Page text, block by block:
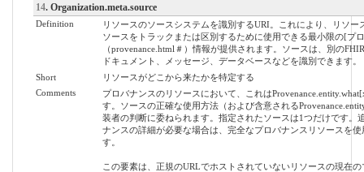
14. Organization.meta.source
Definition
リソースのソースシステムを識別するURI。これにより、リソー
ソースをトラックまたは区別するために使用できる最小限の[プ
（provenance.html＃）情報が提供されます。ソースは、別の
ドキュメント、メッセージ、データベースなどを識別できます。
Short
リソースがどこから来たかを特定する
Comments
プロバナンスのリソースにおいて、これは
す。ソースの正確な使用方法（および含意される
装者の判断に委ねられます。指定されたソースは1つだけです。
ナンスの詳細が必要な場合は、完全なプロバナンスリソースを使
す。
この要素は、正規のURLでホストされていないリソースの現在